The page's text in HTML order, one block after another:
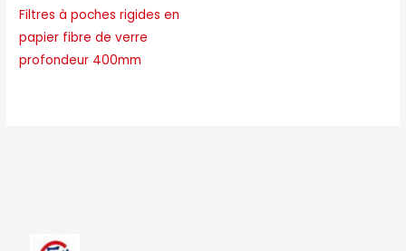
Filtres à poches rigides en
papier fibre de verre
profondeur 400mm